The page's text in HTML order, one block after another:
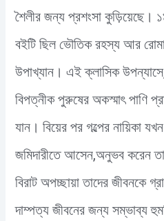
শৈলীর জন্য প্রশংসা কুড়িয়েছে।
বইটি ছিল ভৌতিক রহস্য আর
উপাখ্যান। এই ক্লাসিক
বিপত্নীক পুরুষের অকস্মাৎ পাণি
যান। বিয়ের পর গল্পের নায়িকা
জমিদারীতে আসেন,অনুভব করেন
বিরাট অপচ্ছায়া তাদের জীবনকে
দাম্পত্য জীবনের জন্য সম্ভাব্য